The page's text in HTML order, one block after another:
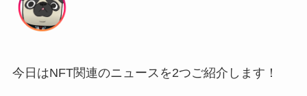
今日はNFT関連のニュースを2つご紹介します！